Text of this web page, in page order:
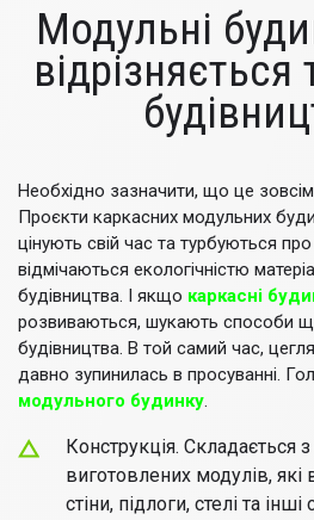
Модульні
відрізняється
Необхідно зазначити, що це зовсім
Проєкти каркасних модульних
цінують свій час та турбуються
відмічаються екологічністю
будівництва. І якщо каркасні
розвиваються, шукають способи
будівництва. В той самий час,
давно зупинилась в просуванні.
модульного будинку.
Конструкція. Складається
виготовлених модулів,
стіни, підлоги, стелі та